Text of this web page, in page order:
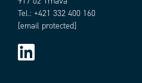
Tel.: +421 332 400 160
[email protected]